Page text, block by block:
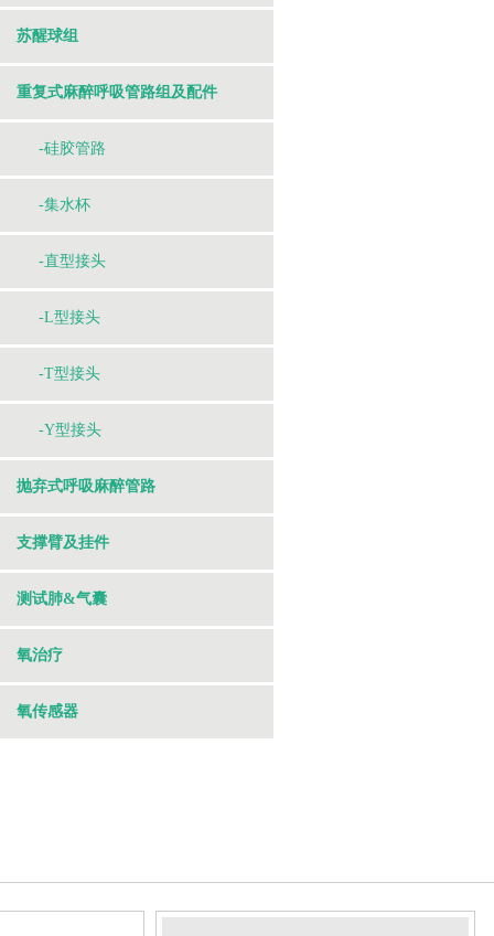
苏醒球组
重复式麻醉呼吸管路组及配件
-硅胶管路
-集水杯
-直型接头
-L型接头
-T型接头
-Y型接头
抛弃式呼吸麻醉管路
支撑臂及挂件
测试肺&气囊
氧治疗
氧传感器